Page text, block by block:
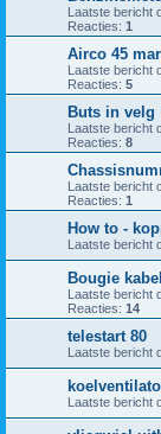
Laatste bericht
Reacties: 1
Airco 45
Laatste bericht
Reacties: 5
Buts in velg
Laatste bericht
Reacties: 8
Laatste bericht
Reacties: 1
How to -
Laatste bericht
Bougie
Laatste bericht
Reacties: 14
telestart 80
Laatste bericht
Laatste bericht